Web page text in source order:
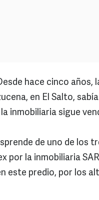
hace cinco
en El Salto,
inmobiliaria sigue
de uno de los
por la inmobiliaria
este predio, por los